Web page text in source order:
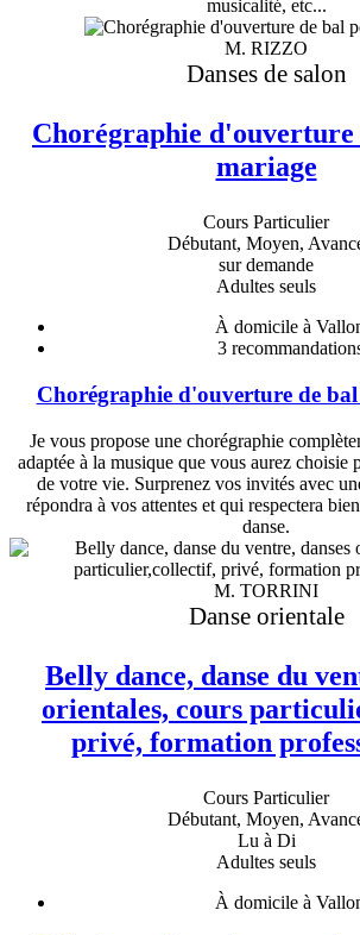
musicalité, etc...
M. RIZZO
Danses de salon
Chorégraphie
mariage
Cours Particulier
Débutant, Moyen,
sur demande
Adultes seuls
À domicile à
3
Chorégraphie d'ouverture de
Je vous propose une chorégraphie
adaptée à la musique que vous aurez choisie
de votre vie. Surprenez vos invités avec
répondra à vos attentes et qui respectera
danse.
M. TORRINI
Danse orientale
Belly dance, danse du
orientales, cours
privé, formation
Cours Particulier
Débutant, Moyen,
Lu à Di
Adultes seuls
À domicile à